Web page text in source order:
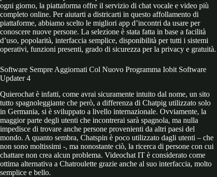
ogni giorno, la piattaforma offre il servizio di chat vocale e video più
completo online. Per aiutarti a districarti in questo affollamento di
piattaforme, abbiamo scelto le migliori app d’incontri da usare per
conoscere nuove persone. La selezione è stata fatta in base a facilità
d’uso, popolarità, interfaccia semplice, disponibilità per tutti i sistemi
operativi, funzioni presenti, grado di sicurezza per la privacy e gratuità.
Software Sempre Aggiornati Col Nuovo Programma Iobit Software
Updater 4
Quierochat è infatti, come avrai sicuramente intuito dal nome, un sito
tutto spagnoleggiante che però, a differenza di Chatpig utilizzato solo
in Germania, si è sviluppato a livello internazionale. Ovviamente, la
maggior parte degli utenti che incontrerai sarà spagnola, ma nulla
impedisce di trovare anche persone provenienti da altri paesi del
mondo. A quanto sembra, Chatspin è poco utilizzato dagli utenti – che
non sono moltissimi -, ma nonostante ciò, la ricerca di persone con cui
chattare non crea alcun problema. Videochat IT è considerato come
ottima alternativa a Chatroulette grazie anche al suo interfaccia, molto
semplice e bello.